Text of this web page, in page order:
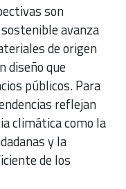
son
avanza
de origen
diseño que
públicos. Para
reflejan
climática como la
y la
de los